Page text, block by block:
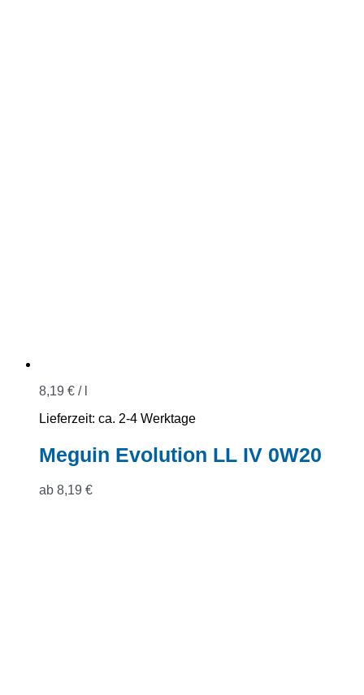
8,19 € /
Lieferzeit: ca. 2-4 Werktage
Meguin Evolution LL IV 0W20
ab 8,19 €